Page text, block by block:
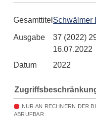
Gesamttitel Schwälmer
Ausgabe
37 (2022)
16.07.2022
Datum
2022
NUR AN RECHNERN DER
ABRUFBAR